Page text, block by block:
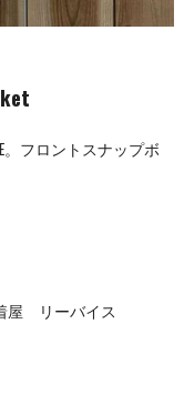
。フロントスナップボ
リーバイス